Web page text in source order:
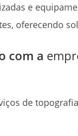
e
oferecendo
com a
de